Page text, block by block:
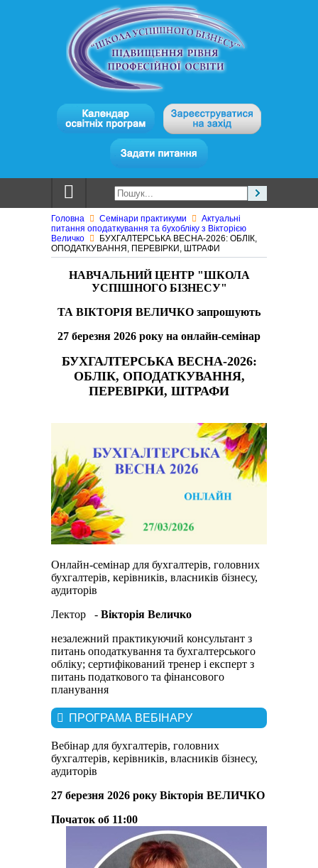
Головна Семінари практикуми
Актуальні
питання оподаткування та бухобліку з Вікторією
Величко
БУХГАЛТЕРСЬКА ВЕСНА-2026: ОБЛІК,
ОПОДАТКУВАННЯ, ПЕРЕВІРКИ, ШТРАФИ
НАВЧАЛЬНИЙ ЦЕНТР "ШКОЛА
УСПІШНОГО БІЗНЕСУ"
ТА ВІКТОРІЯ ВЕЛИЧКО запрошують
27 березня 2026 року на онлайн-семінар
БУХГАЛТЕРСЬКА ВЕСНА-2026:
ОБЛІК, ОПОДАТКУВАННЯ,
ПЕРЕВІРКИ, ШТРАФИ
Онлайн-семінар для бухгалтерів, головних
бухгалтерів, керівників, власників бізнесу,
аудиторів
Лектор - Вікторія Величко
незалежний практикуючий консультант з
питань оподаткування та бухгалтерського
обліку; сертифікований тренер і експерт з
питань податкового та фінансового
планування
ПРОГРАМА ВЕБІНАРУ
Вебінар для бухгалтерів, головних
бухгалтерів, керівників, власників бізнесу,
аудиторів
27 березня 2026 року Вікторія ВЕЛИЧКО
Початок об 11:00